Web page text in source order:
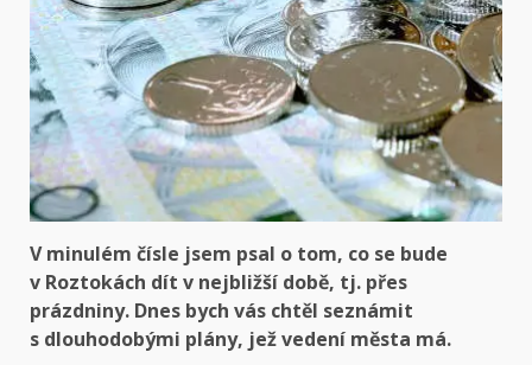
V minulém čísle jsem psal o tom, co se bude
v Roztokách dít v nejbližší době, tj. přes
prázdniny. Dnes bych vás chtěl seznámit
s dlouhodobými plány, jež vedení města má.